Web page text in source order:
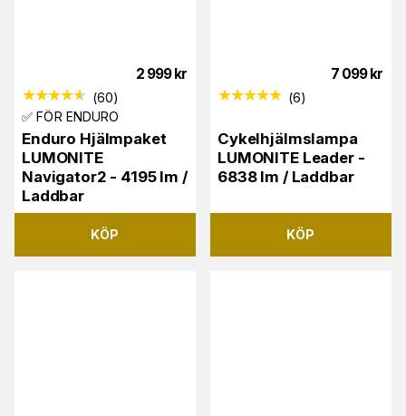
2 999 kr
(60)
✅ FÖR ENDURO
Enduro Hjälmpaket
LUMONITE
Navigator2 - 4195 lm /
Laddbar
KÖP
7 099 kr
(6)
Cykelhjälmslampa
LUMONITE Leader -
6838 lm / Laddbar
KÖP